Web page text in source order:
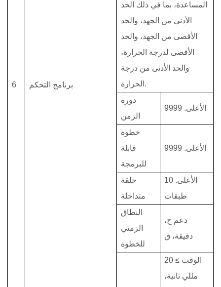
6 برنامج التحكم
المساعدة، بما في ذلك الحد
الأدنى من الجهد، والحد
الأقصى من الجهد، والحد
الأقصى لدرجة الحرارة،
والحد الأدنى من درجة
الحرارة.
دورة
الزمن
الأعلى. 9999
خطوة
قابلة
للبرمجة
الأعلى. 9999
حلقة
متداخلة
الأعلى. 10
طبقات
النطاق
الزمني
للخطوة
دعم ح،
دقيقة، ق
الوقت ≥ 20
مللي ثانية،